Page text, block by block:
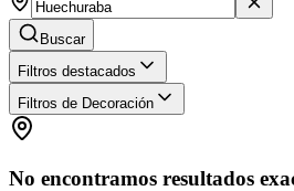
Buscar
Filtros destacados
Filtros de Decoración
No encontramos resultados